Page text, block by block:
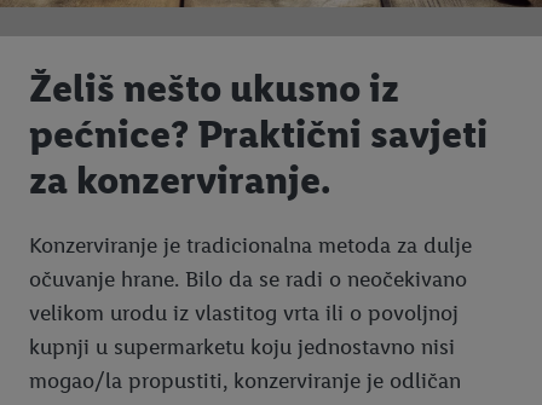
Želiš nešto ukusno iz
pećnice? Praktični savjeti
za konzerviranje.
Konzerviranje je tradicionalna metoda za dulje
očuvanje hrane. Bilo da se radi o neočekivano
velikom urodu iz vlastitog vrta ili o povoljnoj
kupnji u supermarketu koju jednostavno nisi
mogao/la propustiti, konzerviranje je odličan